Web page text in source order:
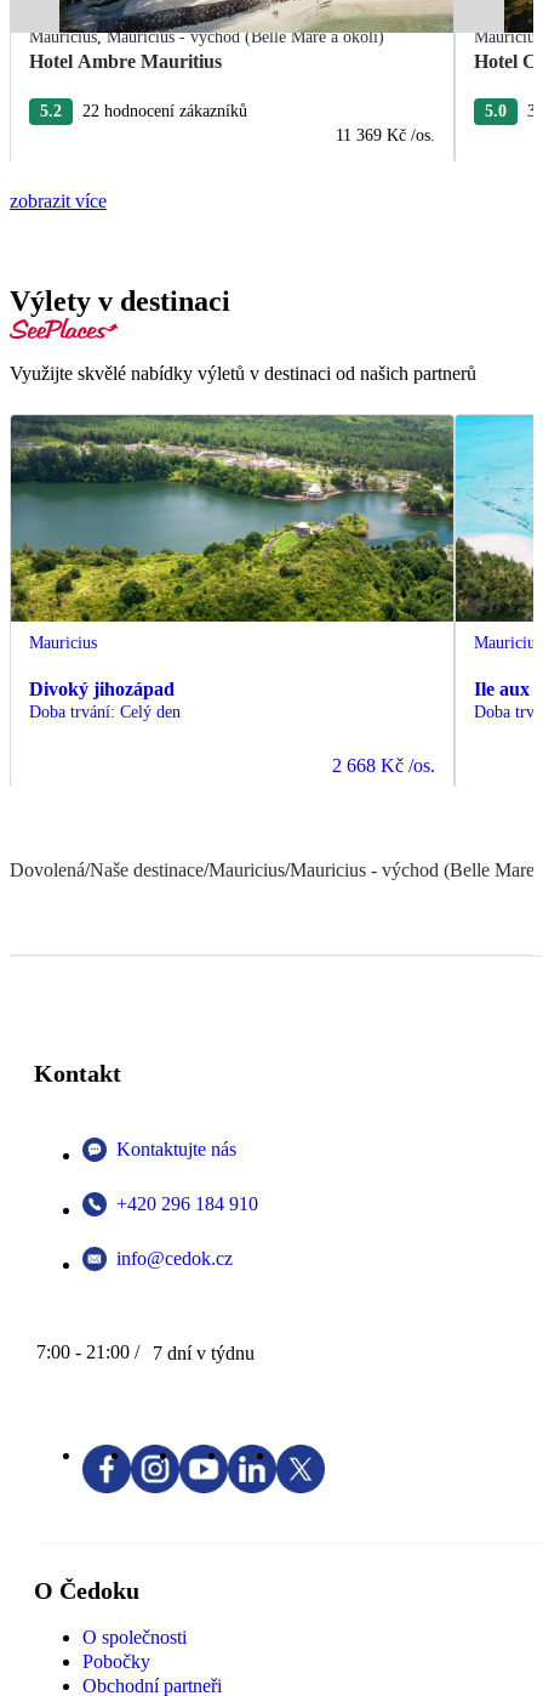
Mauricius,Mauricius - východ (Belle Mare a okolí)
Hotel Ambre Mauritius
5.2
22 hodnocení zákazníků
11 369 Kč /os.
Mauricius
Hotel
5.0 3
zobrazit více
Výlety v destinaci
Využijte skvělé nabídky výletů v destinaci od našich partnerů
Mauricius
Divoký jihozápad
Doba trvání: Celý den
2 668 Kč /os.
Mauricius
Ile aux
Doba
Dovolená/Naše destinace/Mauricius/Mauricius - východ (Belle Mare
Kontakt
Kontaktujte nás
+420 296 184 910
info@cedok.cz
7:00 - 21:00 / 7 dní v týdnu
O Čedoku
O společnosti
Pobočky
Obchodní partneři